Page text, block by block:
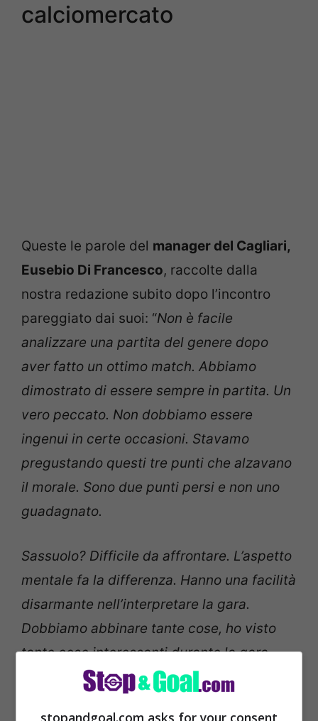
calciomercato
Queste le parole del manager del Cagliari,
Eusebio Di Francesco, raccolte dalla
nostra redazione subito dopo l’incontro
pareggiato dai suoi: “Non è facile
analizzare una partita del genere dopo
aver fatto un ottimo match. Abbiamo
dimostrato di essere sempre in partita. Un
vero peccato. Non dobbiamo essere
ingenui in certe occasioni. Stavamo
pregustando questi tre punti che alzavano
il morale. Sono due punti persi e non uno
guadagnato.
Sassuolo? Difficile da affrontare. L’aspetto
mentale fa la differenza. Hanno una facilità
disarmante nell’interpretare la gara.
Dobbiamo abbinare tante cose, ho visto
tante cose interessanti durante la gara.
Veniamo da sei sconfitte consecutive,
stopandgoal.com asks for your consent